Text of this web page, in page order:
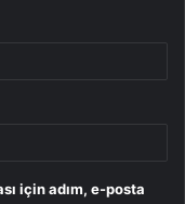
için adım, e-posta